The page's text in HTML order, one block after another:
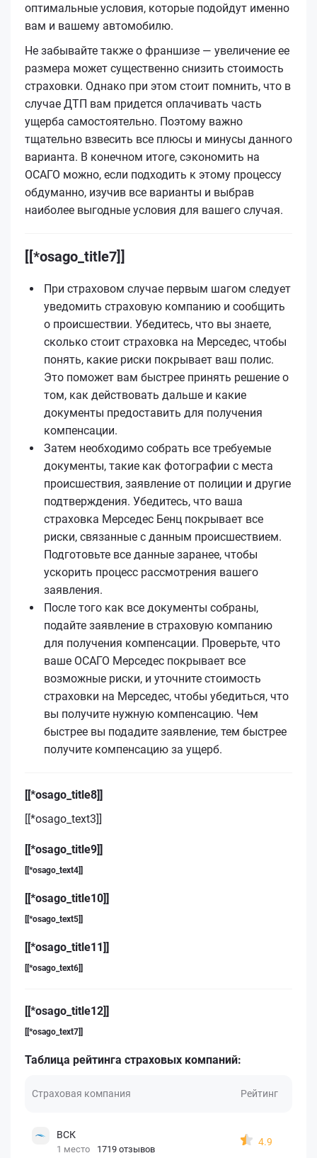
оптимальные условия, которые подойдут именно
вам и вашему автомобилю.
Не забывайте также о франшизе — увеличение ее
размера может существенно снизить стоимость
страховки. Однако при этом стоит помнить, что в
случае ДТП вам придется оплачивать часть
ущерба самостоятельно. Поэтому важно
тщательно взвесить все плюсы и минусы данного
варианта. В конечном итоге, сэкономить на
ОСАГО можно, если подходить к этому процессу
обдуманно, изучив все варианты и выбрав
наиболее выгодные условия для вашего случая.
[[*osago_title7]]
При страховом случае первым шагом следует
уведомить страховую компанию и сообщить
о происшествии. Убедитесь, что вы знаете,
сколько стоит страховка на Мерседес, чтобы
понять, какие риски покрывает ваш полис.
Это поможет вам быстрее принять решение о
том, как действовать дальше и какие
документы предоставить для получения
компенсации.
Затем необходимо собрать все требуемые
документы, такие как фотографии с места
происшествия, заявление от полиции и другие
подтверждения. Убедитесь, что ваша
страховка Мерседес Бенц покрывает все
риски, связанные с данным происшествием.
Подготовьте все данные заранее, чтобы
ускорить процесс рассмотрения вашего
заявления.
После того как все документы собраны,
подайте заявление в страховую компанию
для получения компенсации. Проверьте, что
ваше ОСАГО Мерседес покрывает все
возможные риски, и уточните стоимость
страховки на Мерседес, чтобы убедиться, что
вы получите нужную компенсацию. Чем
быстрее вы подадите заявление, тем быстрее
получите компенсацию за ущерб.
[[*osago_title8]]
[[*osago_text3]]
[[*osago_title9]]
[[*osago_text4]]
[[*osago_title10]]
[[*osago_text5]]
[[*osago_title11]]
[[*osago_text6]]
[[*osago_title12]]
[[*osago_text7]]
Таблица рейтинга страховых компаний:
Страховая компания Рейтинг
ВСК
1 место 1719 отзывов
4.9